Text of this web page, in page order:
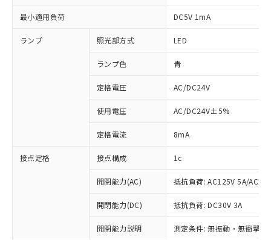
最小適用負荷 DC5V 1mA
ランプ 照光部方式 LED
ランプ色 青
定格電圧 AC/DC24V
使用電圧 AC/DC24V±5%
定格電流 8mA
接点定格 接点構成 1c
開閉能力(AC) 抵抗負荷: AC125V 5A/
開閉能力(DC) 抵抗負荷: DC30V 3A
開閉能力説明 測定条件: 無振動・無衝撃